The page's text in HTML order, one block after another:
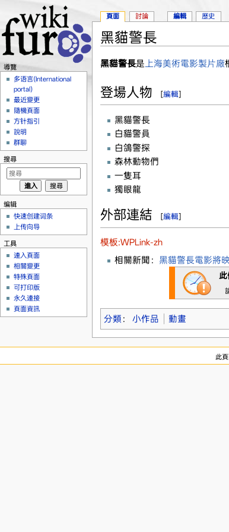
黑貓警長
黑貓警長是上海美術電影製片廠
登場人物 [編輯]
黑貓警長
白貓警員
白鴿警探
森林動物們
一隻耳
獨眼龍
外部連結 [編輯]
模板:WPLink-zh
相關新聞： 黑貓警長電影將
此
分類 ： 小作品 動畫
頁面 討論 編輯 歷史
導覽
多语言(International
portal)
最近變更
隨機頁面
方针指引
說明
群聊
搜尋
编辑
快速创建词条
上传向导
工具
連入頁面
相關變更
特殊頁面
可打印版
永久連接
頁面資訊
此